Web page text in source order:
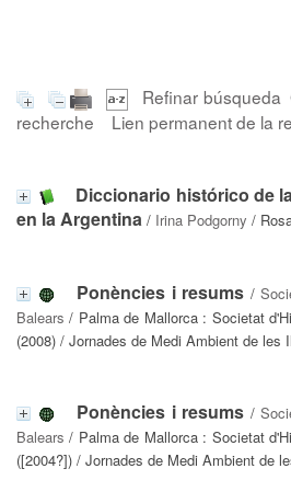
Refinar búsqueda
recherche
Lien permanent de la
Diccionario histórico de
en la Argentina / Irina Podgorny /
Ponències i resums /
Balears / Palma de Mallorca : Societat
(2008) / Jornades de Medi Ambient de les
Ponències i resums /
Balears / Palma de Mallorca : Societat
([2004?]) / Jornades de Medi Ambient de